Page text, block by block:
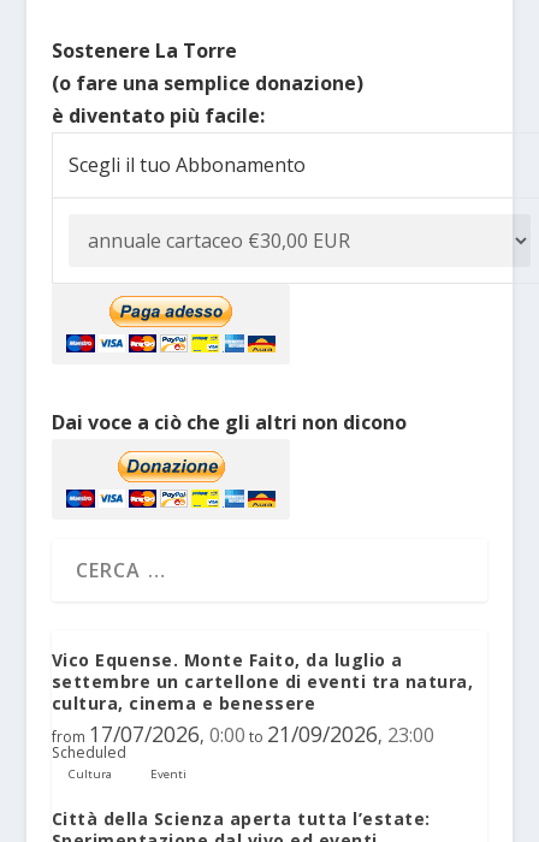
Sostenere La Torre
(o fare una semplice donazione)
è diventato più facile:
Scegli il tuo Abbonamento
Dai voce a ciò che gli altri non dicono
Vico Equense. Monte Faito, da luglio a
settembre un cartellone di eventi tra natura,
cultura, cinema e benessere
from 17/07/2026, 0:00 to 21/09/2026, 23:00
Scheduled
Cultura Eventi
Città della Scienza aperta tutta l’estate: